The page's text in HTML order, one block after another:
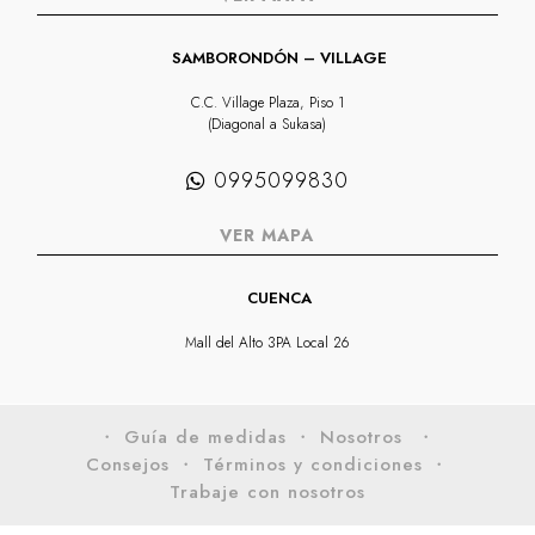
SAMBORONDÓN – VILLAGE
C.C. Village Plaza, Piso 1
(Diagonal a Sukasa)
0995099830
VER MAPA
CUENCA
Mall del Alto 3PA Local 26
・ Guía de medidas ・ Nosotros
・
Consejos ・ Términos y condiciones ・
Trabaje con nosotros